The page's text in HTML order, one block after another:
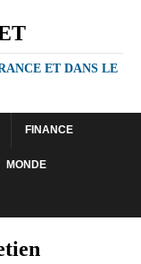
ET DANS LE
FINANCE
MONDE